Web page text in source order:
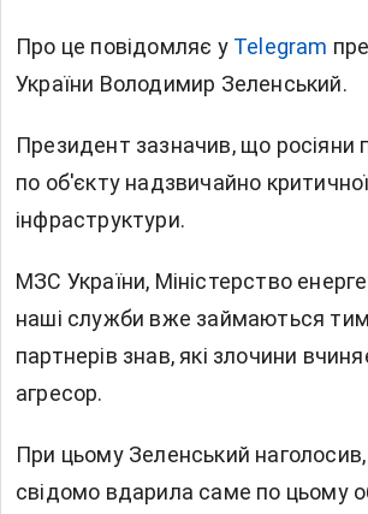
Про це повідомляє у Telegram
України Володимир Зеленський.
Президент зазначив, що росіяни
по об'єкту надзвичайно
інфраструктури.
МЗС України, Міністерство
наші служби вже займаються
партнерів знав, які злочини
агресор.
При цьому Зеленський
свідомо вдарила саме по цьому